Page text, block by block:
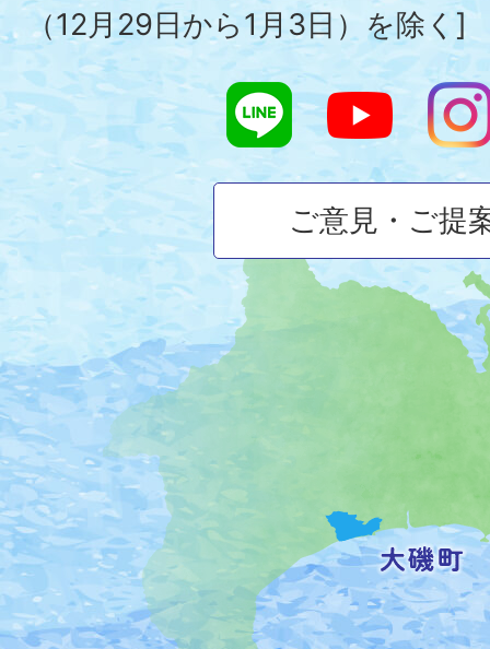
磯
町
の
位
置
を
記
し
た
（12月29日から1月3日）を除く]
ご意見・ご提